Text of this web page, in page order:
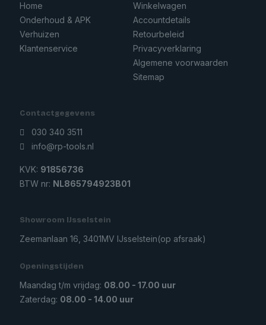
Home
Onderhoud & APK
Verhuizen
Klantenservice
Winkelwagen
Accountdetails
Retourbeleid
Privacyverklaring
Algemene voorwaarden
Sitemap
Contactgegevens
030 340 3511
info@rp-tools.nl
KVK: 91856736
BTW nr: NL865794923B01
Showroom IJsselstein
Zeemanlaan 16, 3401MV IJsselstein(op afsraak)
Openingstijden
Maandag t/m vrijdag: 08.00 - 17.00 uur
Zaterdag: 08.00 - 14.00 uur